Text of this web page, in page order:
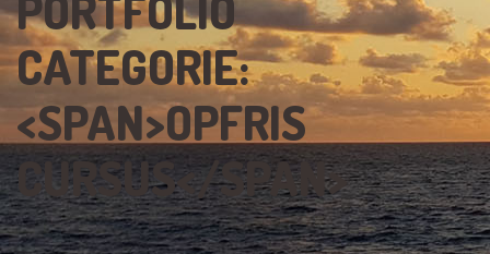
CATEGORIE:
<SPAN>OPFRIS
CURSUS</SPAN>